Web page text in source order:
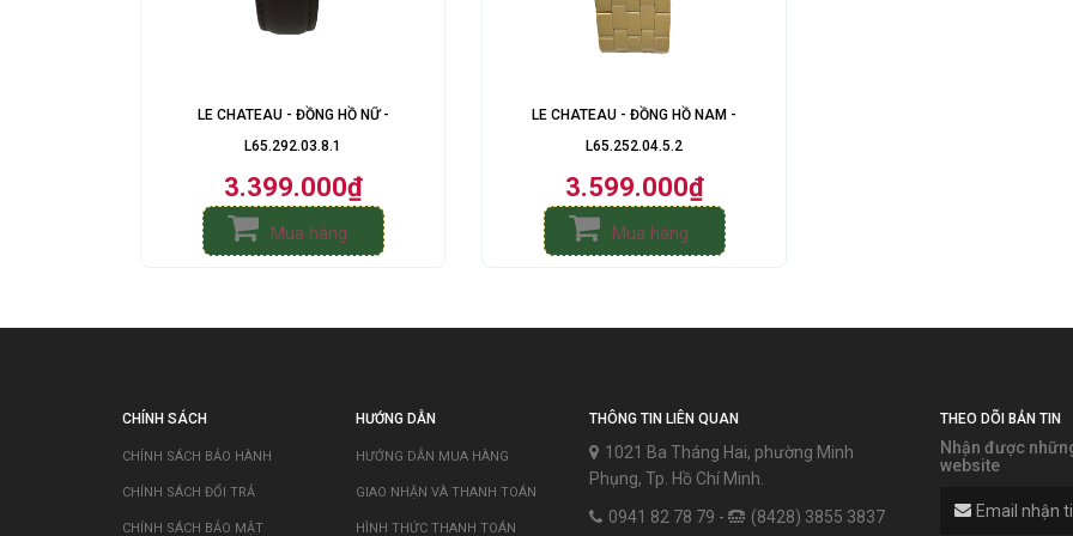
LE CHATEAU - ĐỒNG HỒ NỮ -
L65.292.03.8.1
3.399.000₫
Mua hàng
LE CHATEAU - ĐỒNG HỒ NAM -
L65.252.04.5.2
3.599.000₫
Mua hàng
CHÍNH SÁCH
CHÍNH SÁCH BẢO HÀNH
CHÍNH SÁCH ĐỔI TRẢ
CHÍNH SÁCH BẢO MẬT
HƯỚNG DẪN
HƯỚNG DẪN MUA HÀNG
GIAO NHẬN VÀ THANH TOÁN
HÌNH THỨC THANH TOÁN
THÔNG TIN LIÊN QUAN
1021 Ba Tháng Hai, phường Minh
Phụng, Tp. Hồ Chí Minh.
0941 82 78 79 -
(8428) 3855 3837
THEO DÕI BẢN TIN
Nhận được
website